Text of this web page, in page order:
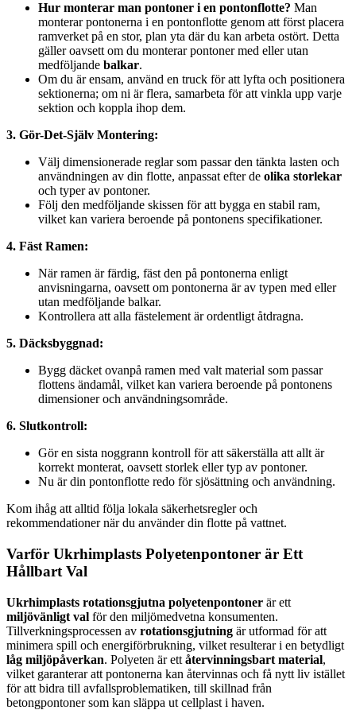
Hur monterar man pontoner i en pontonflotte? Man
monterar pontonerna i en pontonflotte genom att först placera
ramverket på en stor, plan yta där du kan arbeta ostört. Detta
gäller oavsett om du monterar pontoner med eller utan
medföljande balkar.
Om du är ensam, använd en truck för att lyfta och positionera
sektionerna; om ni är flera, samarbeta för att vinkla upp varje
sektion och koppla ihop dem.
3. Gör-Det-Själv Montering:
Välj dimensionerade reglar som passar den tänkta lasten och
användningen av din flotte, anpassat efter de olika storlekar
och typer av pontoner.
Följ den medföljande skissen för att bygga en stabil ram,
vilket kan variera beroende på pontonens specifikationer.
4. Fäst Ramen:
När ramen är färdig, fäst den på pontonerna enligt
anvisningarna, oavsett om pontonerna är av typen med eller
utan medföljande balkar.
Kontrollera att alla fästelement är ordentligt åtdragna.
5. Däcksbyggnad:
Bygg däcket ovanpå ramen med valt material som passar
flottens ändamål, vilket kan variera beroende på pontonens
dimensioner och användningsområde.
6. Slutkontroll:
Gör en sista noggrann kontroll för att säkerställa att allt är
korrekt monterat, oavsett storlek eller typ av pontoner.
Nu är din pontonflotte redo för sjösättning och användning.
Kom ihåg att alltid följa lokala säkerhetsregler och
rekommendationer när du använder din flotte på vattnet.
Varför Ukrhimplasts Polyetenpontoner är Ett
Hållbart Val
Ukrhimplasts rotationsgjutna polyetenpontoner är ett
miljövänligt val för den miljömedvetna konsumenten.
Tillverkningsprocessen av rotationsgjutning är utformad för att
minimera spill och energiförbrukning, vilket resulterar i en betydligt
låg miljöpåverkan. Polyeten är ett återvinningsbart material,
vilket garanterar att pontonerna kan återvinnas och få nytt liv istället
för att bidra till avfallsproblematiken, till skillnad från
betongpontoner som kan släppa ut cellplast i haven.